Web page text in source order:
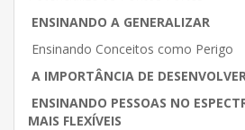
ENSINANDO A GENERALIZAR
Ensinando Conceitos como Perigo
A IMPORTÂNCIA DE
ENSINANDO PESSOAS NO
MAIS FLEXÍVEIS